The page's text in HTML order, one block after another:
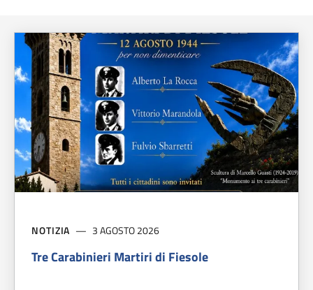
NOTIZIA 3 AGOSTO 2026
Tre Carabinieri Martiri di Fiesole